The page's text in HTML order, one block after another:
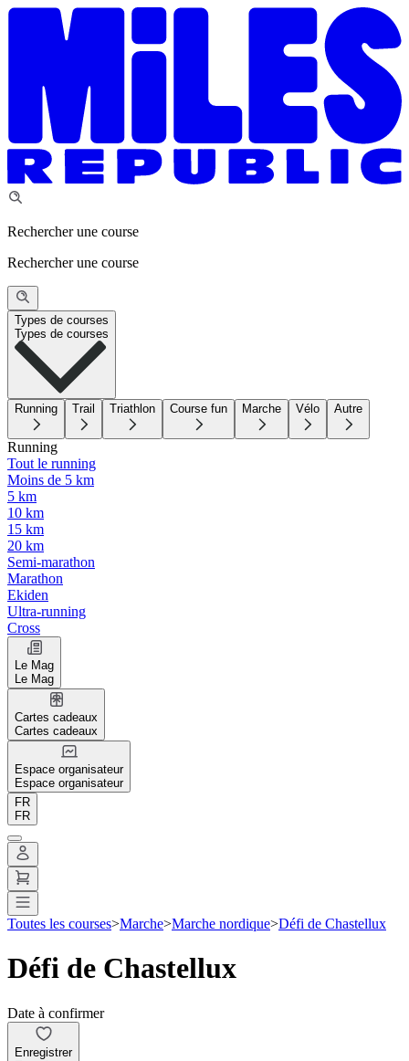
Rechercher une course
Rechercher une course
Types de courses
Types de courses
Running Trail Triathlon Course fun Marche Vélo Autre
Running
Tout le running
Moins de 5 km
5 km
10 km
15 km
20 km
Semi-marathon
Marathon
Ekiden
Ultra-running
Cross
Le Mag
Le Mag
Cartes cadeaux
Cartes cadeaux
Espace organisateur
Espace organisateur
FR
FR
Toutes les courses>Marche>Marche nordique>Défi de Chastellux
Défi de Chastellux
Date à confirmer
Enregistrer